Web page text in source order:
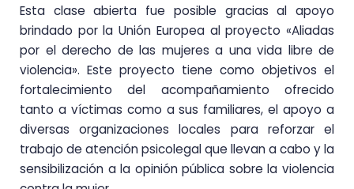
Esta clase abierta fue posible gracias al apoyo
brindado por la Unión Europea al proyecto «Aliadas
por el derecho de las mujeres a una vida libre de
violencia». Este proyecto tiene como objetivos el
fortalecimiento del acompañamiento ofrecido
tanto a víctimas como a sus familiares, el apoyo a
diversas organizaciones locales para reforzar el
trabajo de atención psicolegal que llevan a cabo y la
sensibilización a la opinión pública sobre la violencia